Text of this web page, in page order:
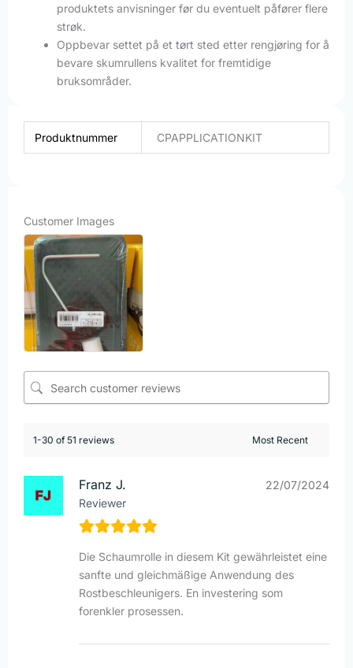
produktets anvisninger før du eventuelt påfører flere
strøk.
Oppbevar settet på et tørt sted etter rengjøring for å
bevare skumrullens kvalitet for fremtidige
bruksområder.
Produktnummer CPAPPLICATIONKIT
Customer Images
1-30 of 51 reviews
Franz J.
Reviewer
22/07/2024
Die Schaumrolle in diesem Kit gewährleistet eine
sanfte und gleichmäßige Anwendung des
Rostbeschleunigers. En investering som
forenkler prosessen.